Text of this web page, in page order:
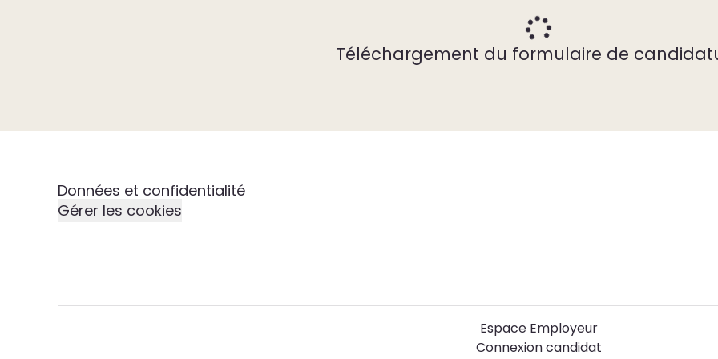
Téléchargement du formulaire de
Données et confidentialité
Gérer les cookies
Espace Employeur
Connexion candidat